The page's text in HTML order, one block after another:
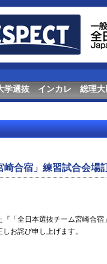
学選抜 インカレ 総理大
崎合宿」練習試合会場
「全日本選抜チーム宮崎合宿
お詫び申し上げます。